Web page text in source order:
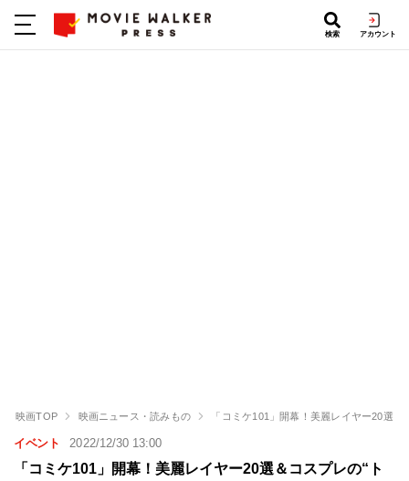
検索 アカウント
映画TOP 映画ニュース・読みもの 「コミケ101」開幕！美麗レイヤー20選＆
イベント 2022/12/30 13:00
「コミケ101」開幕！美麗レイヤー20選＆コスプレの“ト